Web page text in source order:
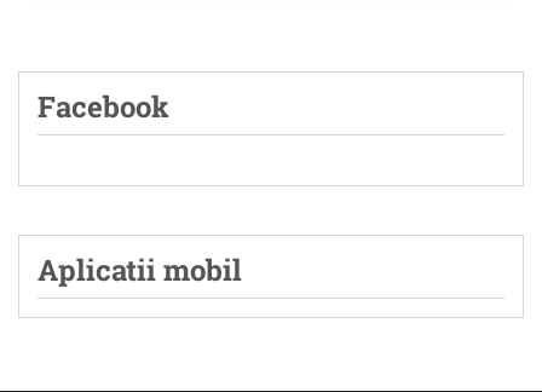
Facebook
Aplicatii mobil